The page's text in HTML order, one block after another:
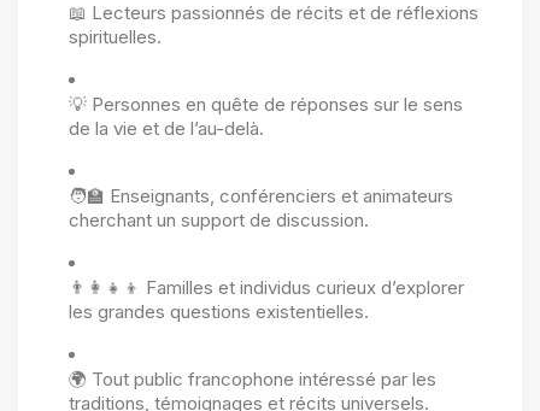
📖 Lecteurs passionnés de récits et de réflexions
spirituelles.
💡 Personnes en quête de réponses sur le sens
de la vie et de l’au-delà.
🧑‍🏫 Enseignants, conférenciers et animateurs
cherchant un support de discussion.
👨‍👩‍👧‍👦 Familles et individus curieux d’explorer
les grandes questions existentielles.
🌍 Tout public francophone intéressé par les
traditions, témoignages et récits universels.